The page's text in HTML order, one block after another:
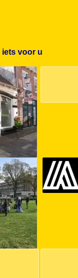
iets voor u